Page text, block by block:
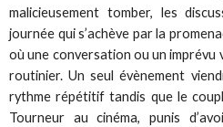
malicieusement tomber, les
journée qui s’achève par la
où une conversation ou un imprévu
routinier. Un seul évènement
rythme répétitif tandis que le
Tourneur au cinéma, punis